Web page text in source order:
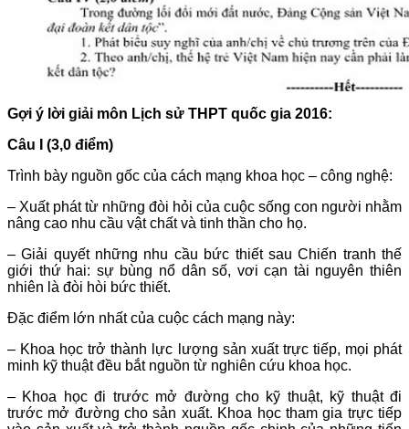
Gợi ý lời giải môn Lịch sử THPT quốc gia 2016:
Câu I (3,0 điểm)
Trình bày nguồn gốc của cách mạng khoa học – công nghệ:
– Xuất phát từ những đòi hỏi của cuộc sống con người nhằm
nâng cao nhu cầu vật chất và tinh thần cho họ.
– Giải quyết những nhu cầu bức thiết sau Chiến tranh thế
giới thứ hai: sự bùng nổ dân số, vơi cạn tài nguyên thiên
nhiên là đòi hòi bức thiết.
Đặc điểm lớn nhất của cuộc cách mạng này:
– Khoa học trở thành lực lượng sản xuất trực tiếp, mọi phát
minh kỹ thuật đều bắt nguồn từ nghiên cứu khoa học.
– Khoa học đi trước mở đường cho kỹ thuật, kỹ thuật đi
trước mở đường cho sản xuất. Khoa học tham gia trực tiếp